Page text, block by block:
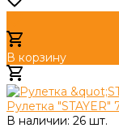
В корзину
Рулетка "STAYER"
В наличии: 26 шт.